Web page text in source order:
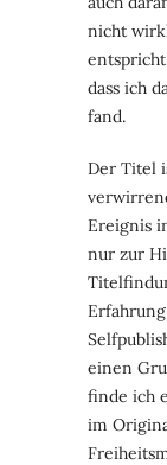
nicht
dass ich
fand.
Der Titel
Ereignis
nur zur
einen
finde ich
im